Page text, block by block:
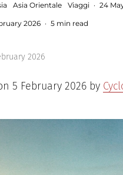
Asia Orientale Viaggi · 24
2026 · 5 min read
2026
5 February 2026 by